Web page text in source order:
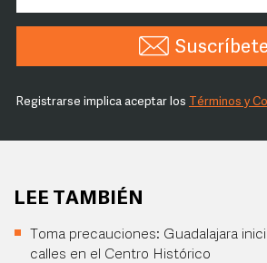
Suscríbete
Registrarse implica aceptar los Términos y
LEE TAMBIÉN
Toma precauciones: Guadalajara
calles en el Centro Histórico